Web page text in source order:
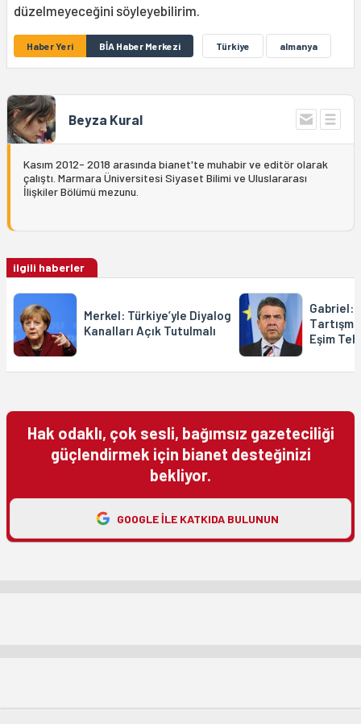
düzelmeyeceğini söyleyebilirim.
Haber Yeri BİA Haber Merkezi Türkiye almanya
Beyza Kural
Kasım 2012- 2018 arasında bianet'te muhabir ve editör olarak
çalıştı. Marmara Üniversitesi Siyaset Bilimi ve Uluslararası
İlişkiler Bölümü mezunu.
ilgili haberler
Merkel: Türkiye’yle Diyalog
Kanalları Açık Tutulmalı
Gabriel:
Eşim
Hak odaklı, çok sesli, bağımsız gazeteciliği
güçlendirmek için bianet desteğinizi
bekliyor.
GOOGLE ILE KATKIDA BULUNUN